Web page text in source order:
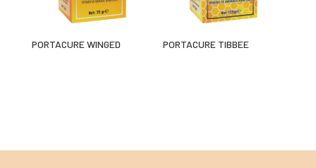
PORTACURE WINGED PORTACURE TIBBEE